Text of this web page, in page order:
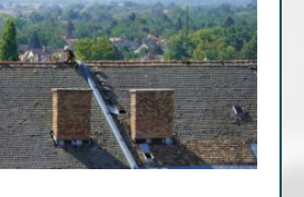
Archív cikkek